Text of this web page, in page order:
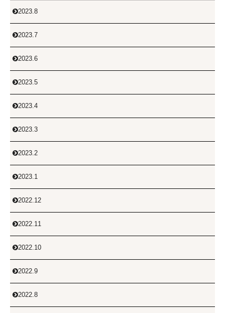
2023.8
2023.7
2023.6
2023.5
2023.4
2023.3
2023.2
2023.1
2022.12
2022.11
2022.10
2022.9
2022.8